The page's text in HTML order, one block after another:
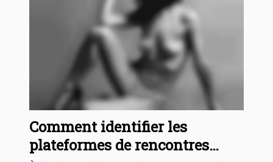
Comment identifier les
plateformes de rencontres